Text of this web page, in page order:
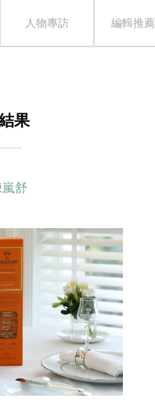
人物專訪 編輯推薦
果
嵐舒